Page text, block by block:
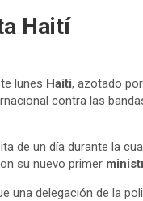
Haití
lunes Haití, azotado
contra las
de un día durante la
su nuevo primer
una delegación de la